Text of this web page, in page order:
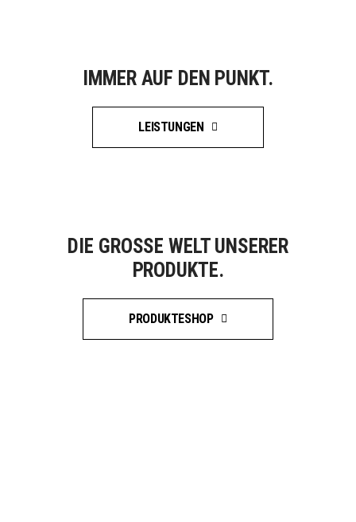
IMMER AUF DEN PUNKT.
LEISTUNGEN
DIE GROSSE WELT UNSERER P
RODUKTE.
PRODUKTESHOP